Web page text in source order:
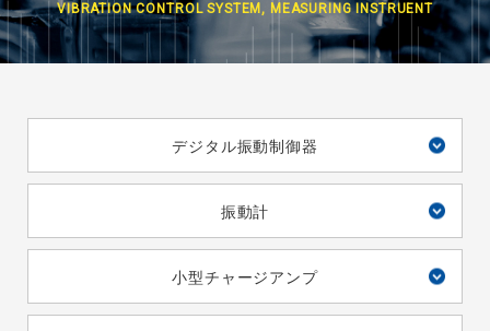
VIBRATION CONTROL SYSTEM, MEASURING INSTRUENT
デジタル振動制御器
振動計
小型チャージアンプ